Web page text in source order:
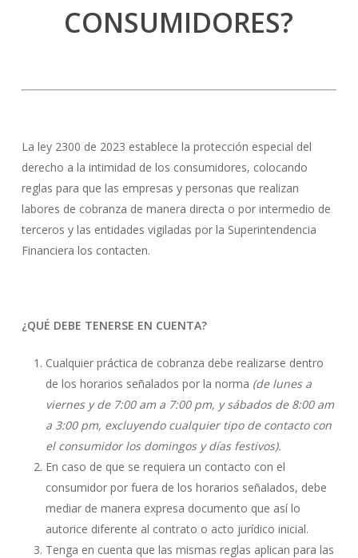
CONSUMIDORES?
La ley 2300 de 2023 establece la protección especial del
derecho a la intimidad de los consumidores, colocando
reglas para que las empresas y personas que realizan
labores de cobranza de manera directa o por intermedio de
terceros y las entidades vigiladas por la Superintendencia
Financiera los contacten.
¿QUÉ DEBE TENERSE EN CUENTA?
Cualquier práctica de cobranza debe realizarse dentro
de los horarios señalados por la norma (de lunes a
viernes y de 7:00 am a 7:00 pm, y sábados de 8:00 am
a 3:00 pm, excluyendo cualquier tipo de contacto con
el consumidor los domingos y días festivos).
En caso de que se requiera un contacto con el
consumidor por fuera de los horarios señalados, debe
mediar de manera expresa documento que así lo
autorice diferente al contrato o acto jurídico inicial.
Tenga en cuenta que las mismas reglas aplican para las